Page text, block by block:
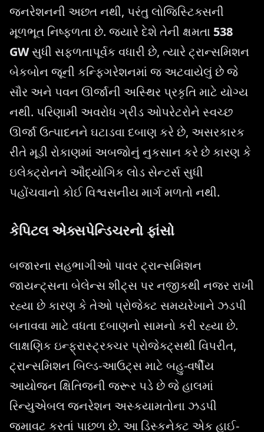
જનરેશનની અછત નથી, પરંતુ લોજિસ્ટિક્સની
મૂળભૂત નિષ્ફળતા છે. જ્યારે દેશે તેની ક્ષમતા 538
GWસુધી સફળતાપૂર્વક વધારી છે, ત્યારે ટ્રાન્સમિશન
બેકબોન જૂની કન્ફિગરેશનમાં જ અટવાયેલું છે જે
સૌર અને પવન ઊર્જાની અસ્થિર પ્રકૃતિ માટે યોગ્ય
નથી. પરિણામી અવરોધ ગ્રીડ ઓપરેટરોને સ્વચ્છ
ઊર્જા ઉત્પાદનને ઘટાડવા દબાણ કરે છે, અસરકારક
રીતે મૂડી રોકાણમાં અબજોનું નુકસાન કરે છે કારણ કે
ઇલેક્ટ્રોનને ઔદ્યોગિક લોડ સેન્ટર્સ સુધી
પહોંચવાનો કોઈ વિશ્વસનીય માર્ગ મળતો નથી.
કેપિટલ એક્સપેન્ડિચરનો ફાંસો
બજારના સહભાગીઓ પાવર ટ્રાન્સમિશન
જાયન્ટ્સના બેલેન્સ શીટ્સ પર નજીકથી નજર રાખી
રહ્યા છે કારણ કે તેઓ પ્રોજેક્ટ સમયરેખાને ઝડપી
બનાવવા માટે વધતા દબાણનો સામનો કરી રહ્યા છે.
લાક્ષણિક ઇન્ફ્રાસ્ટ્રક્ચર પ્રોજેક્ટ્સથી વિપરીત,
ટ્રાન્સમિશન બિલ્ડ-આઉટ્સ માટે બહુ-વર્ષીય
આયોજન ક્ષિતિજની જરૂર પડે છે જે હાલમાં
રિન્યુએબલ જનરેશન અસ્કયામતોના ઝડપી
જમાવટ કરતાં પાછળ છે. આ ડિસ્કનેક્ટ એક હાઈ-